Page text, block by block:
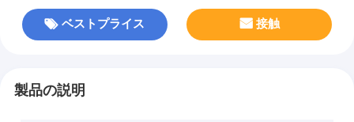
ベストプライス 接触
製品の説明